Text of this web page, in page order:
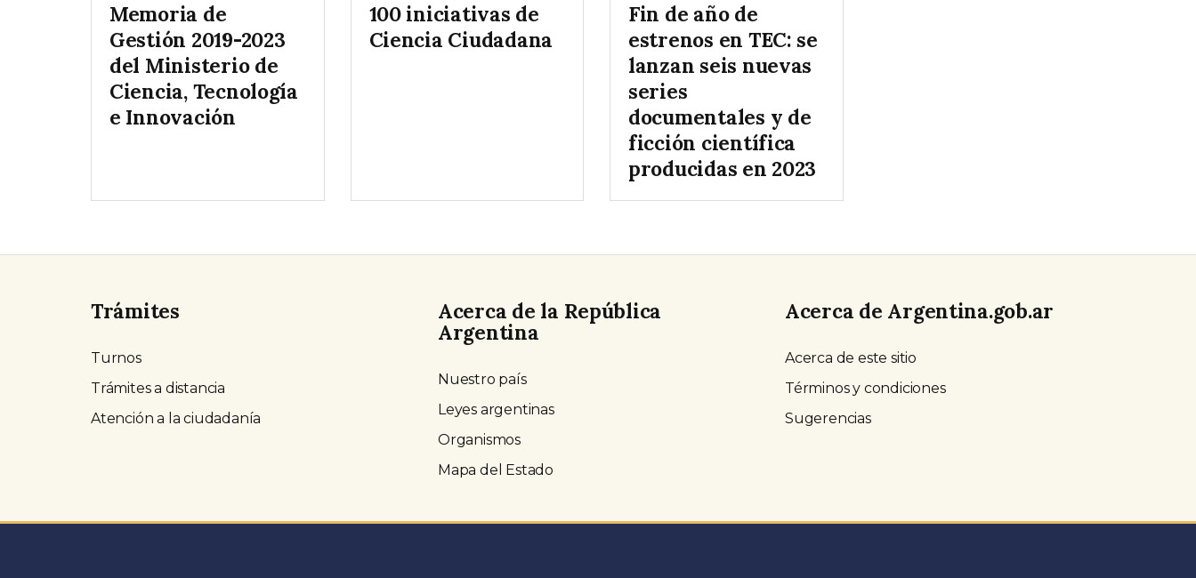
Memoria de
Gestión 2019-2023
del Ministerio de
Ciencia, Tecnología
e Innovación
100 iniciativas de
Ciencia Ciudadana
Fin de año de
estrenos en TEC: se
lanzan seis nuevas
series
documentales y de
ficción científica
producidas en 2023
Trámites
Turnos
Trámites a distancia
Atención a la ciudadanía
Acerca de la República
Argentina
Nuestro país
Leyes argentinas
Organismos
Mapa del Estado
Acerca de Argentina.gob.ar
Acerca de este sitio
Términos y condiciones
Sugerencias